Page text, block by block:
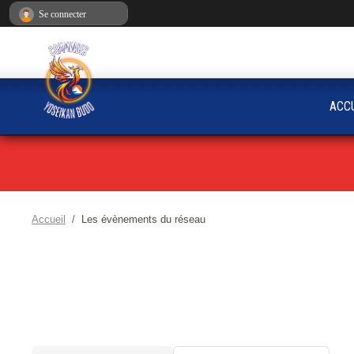
Accueil Les évènements du réseau
Se connecter
Panneau de gestion des cookies